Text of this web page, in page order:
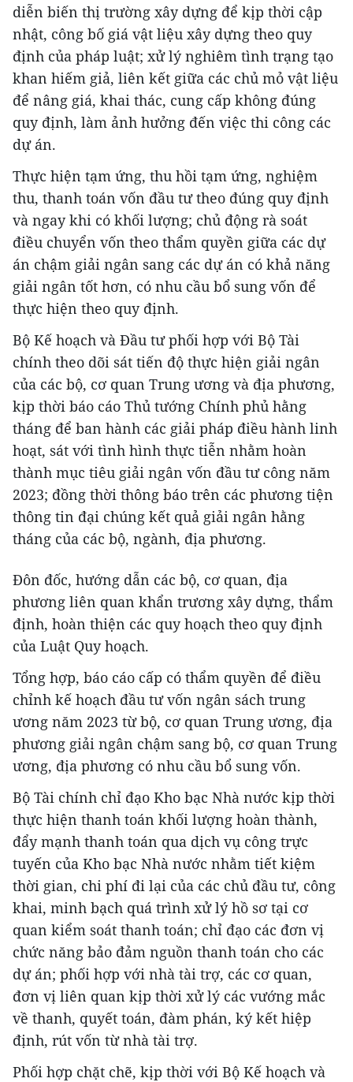
diễn biến thị trường xây dựng để kịp thời cập
nhật, công bố giá vật liệu xây dựng theo quy
định của pháp luật; xử lý nghiêm tình trạng tạo
khan hiếm giả, liên kết giữa các chủ mỏ vật liệu
để nâng giá, khai thác, cung cấp không đúng
quy định, làm ảnh hưởng đến việc thi công các
dự án.
Thực hiện tạm ứng, thu hồi tạm ứng, nghiệm
thu, thanh toán vốn đầu tư theo đúng quy định
và ngay khi có khối lượng; chủ động rà soát
điều chuyển vốn theo thẩm quyền giữa các dự
án chậm giải ngân sang các dự án có khả năng
giải ngân tốt hơn, có nhu cầu bổ sung vốn để
thực hiện theo quy định.
Bộ Kế hoạch và Đầu tư phối hợp với Bộ Tài
chính theo dõi sát tiến độ thực hiện giải ngân
của các bộ, cơ quan Trung ương và địa phương,
kịp thời báo cáo Thủ tướng Chính phủ hằng
tháng để ban hành các giải pháp điều hành linh
hoạt, sát với tình hình thực tiễn nhằm hoàn
thành mục tiêu giải ngân vốn đầu tư công năm
2023; đồng thời thông báo trên các phương tiện
thông tin đại chúng kết quả giải ngân hằng
tháng của các bộ, ngành, địa phương.
Đôn đốc, hướng dẫn các bộ, cơ quan, địa
phương liên quan khẩn trương xây dựng, thẩm
định, hoàn thiện các quy hoạch theo quy định
của Luật Quy hoạch.
Tổng hợp, báo cáo cấp có thẩm quyền để điều
chỉnh kế hoạch đầu tư vốn ngân sách trung
ương năm 2023 từ bộ, cơ quan Trung ương, địa
phương giải ngân chậm sang bộ, cơ quan Trung
ương, địa phương có nhu cầu bổ sung vốn.
Bộ Tài chính chỉ đạo Kho bạc Nhà nước kịp thời
thực hiện thanh toán khối lượng hoàn thành,
đẩy mạnh thanh toán qua dịch vụ công trực
tuyến của Kho bạc Nhà nước nhằm tiết kiệm
thời gian, chi phí đi lại của các chủ đầu tư, công
khai, minh bạch quá trình xử lý hồ sơ tại cơ
quan kiểm soát thanh toán; chỉ đạo các đơn vị
chức năng bảo đảm nguồn thanh toán cho các
dự án; phối hợp với nhà tài trợ, các cơ quan,
đơn vị liên quan kịp thời xử lý các vướng mắc
về thanh, quyết toán, đàm phán, ký kết hiệp
định, rút vốn từ nhà tài trợ.
Phối hợp chặt chẽ, kịp thời với Bộ Kế hoạch và